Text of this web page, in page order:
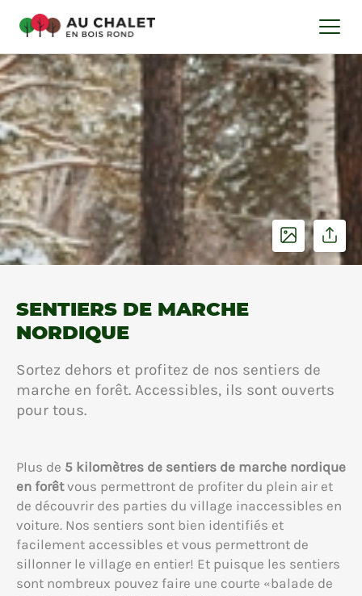
SENTIERS DE MARCHE
NORDIQUE
Sortez dehors et profitez de nos sentiers de
marche en forêt. Accessibles, ils sont ouverts
pour tous.
Plus de 5 kilomètres de sentiers de marche nordique
en forêtvous permettront de profiter du plein air et
de découvrir des parties du village inaccessibles en
voiture. Nos sentiers sont bien identifiés et
facilement accessibles et vous permettront de
sillonner le village en entier! Et puisque les sentiers
sont nombreux pouvez faire une courte «balade de